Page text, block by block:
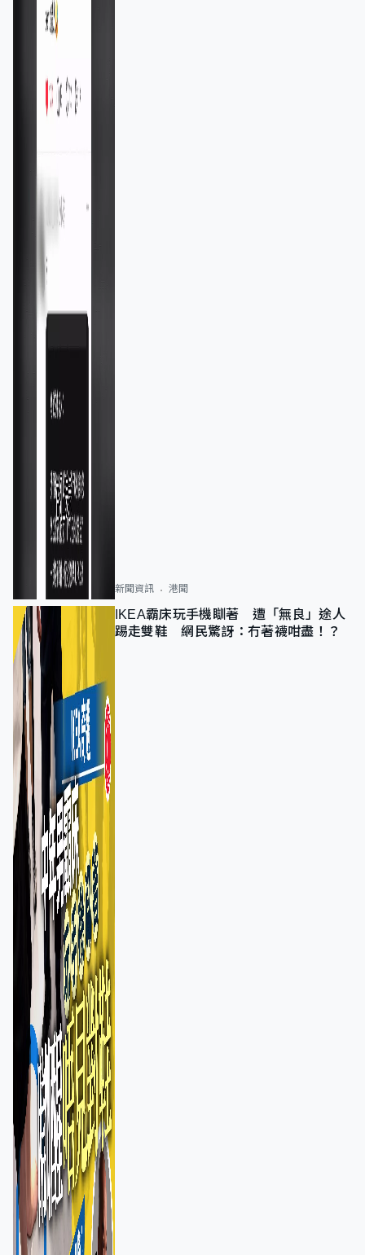
新聞資訊 港聞
IKEA霸床玩手機瞓著 遭「無良」途人
踢走雙鞋 網民驚訝：冇著襪咁盡！？